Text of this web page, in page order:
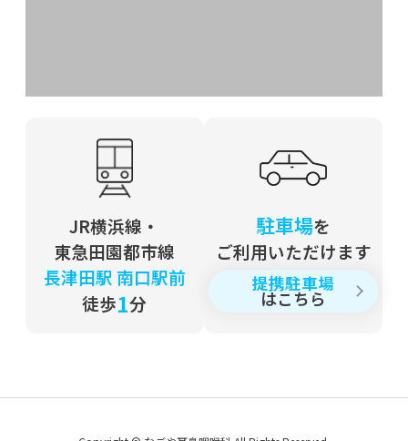
夏の東北探訪記
コロナウィルスと世界
2020年05月13日
医師会副会長就任
JR横浜線・
東急田園都市線
長津田駅 南口駅前
徒歩1分
駐車場を
ご利用いただけます
提携駐車場
はこちら